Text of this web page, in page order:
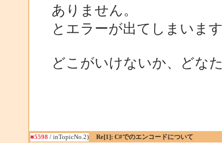
ありません。
とエラーが出てしまいま
どこがいけないか、どな
■5598 / inTopicNo.2) Re[1]: C#でのエンコードについて